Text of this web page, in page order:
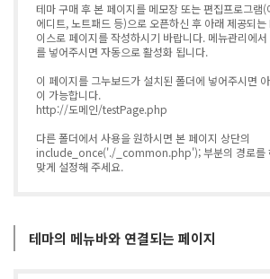
테마 구매 후 본 페이지를 메모장 또는 편집프로그램
에디트, 노트패드 등)으로 오픈하신 후 아래 제공되
이스로 페이지를 작성하시기 바랍니다. 메뉴관리에
를 넣어주시면 자동으로 활성화 됩니다.
이 페이지를 그누보드가 설치된 폴더에 넣어주시면
이 가능합니다.
http://도메인/testPage.php
다른 폴더에서 사용을 원하시면 본 페이지 상단의
include_once('./_common.php'); 부분의 경로를
맞게 설정해 주세요.
테마의 메뉴바와 연결되는 페이지